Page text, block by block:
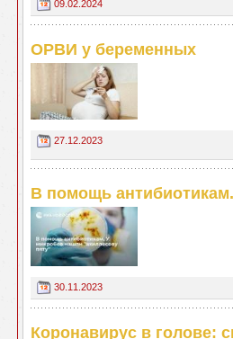
09.02.2024
ОРВИ у беременных
27.12.2023
В помощь
30.11.2023
Коронавирус в голове: